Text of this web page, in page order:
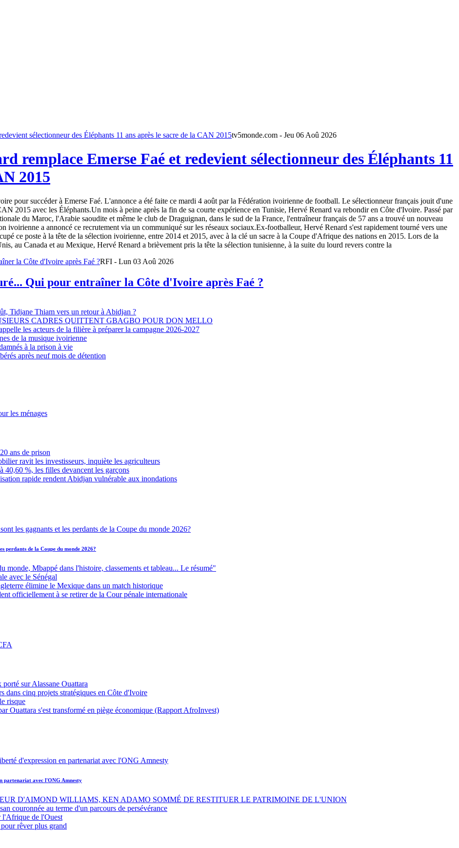
tv5monde.com - Jeu 06 Aoû 2026
remplace Emerse Faé et redevient sélectionneur des Éléphants 11
2015
pour succéder à Emerse Faé. L'annonce a été faite ce mardi 4 août par la Fédération ivoirienne de football. Le sélectionneur français jouit d'une
2015 avec les Éléphants.Un mois à peine après la fin de sa courte expérience en Tunisie, Hervé Renard va rebondir en Côte d'Ivoire. Passé par
du Maroc, l'Arabie saoudite et même le club de Draguignan, dans le sud de la France, l'entraîneur français de 57 ans a trouvé un nouveau
ivoirienne a annoncé ce recrutement via un communiqué sur les réseaux sociaux.Ex-footballeur, Hervé Renard s'est rapidement tourné vers une
ce poste à la tête de la sélection ivoirienne, entre 2014 et 2015, avec à la clé un sacre à la Coupe d'Afrique des nations en 2015. Lors de la
au Canada et au Mexique, Hervé Renard a brièvement pris la tête la sélection tunisienne, à la suite du lourd revers contre la
RFI - Lun 03 Aoû 2026
Qui pour entraîner la Côte d'Ivoire après Faé ?
Tidjane Thiam vers un retour à Abidjan ?
CADRES QUITTENT GBAGBO POUR DON MELLO
les acteurs de la filière à préparer la campagne 2026-2027
de la musique ivoirienne
à la prison à vie
après neuf mois de détention
ans de prison
ravit les investisseurs, inquiète les agriculteurs
40,60 %, les filles devancent les garçons
rapide rendent Abidjan vulnérable aux inondations
perdants de la Coupe du monde 2026?
monde, Mbappé dans l'histoire, classements et tableau... Le résumé"
avec le Sénégal
élimine le Mexique dans un match historique
officiellement à se retirer de la Cour pénale internationale
sur Alassane Ouattara
cinq projets stratégiques en Côte d'Ivoire
risque
Ouattara s'est transformé en piège économique (Rapport AfroInvest)
partenariat avec l'ONG Amnesty
D'AIMOND WILLIAMS, KEN ADAMO SOMMÉ DE RESTITUER LE PATRIMOINE DE L'UNION
couronnée au terme d'un parcours de persévérance
l'Afrique de l'Ouest
rêver plus grand